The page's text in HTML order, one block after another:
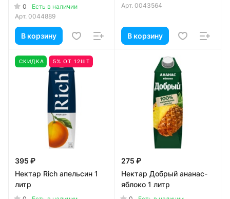
0
Есть в наличии
Арт. 0044889
В корзину
Арт. 0043564
В корзину
СКИДКА 5% ОТ 12ШТ
395 ₽
Нектар Rich апельсин 1
литр
275 ₽
Нектар Добрый ананас-
яблоко 1 литр